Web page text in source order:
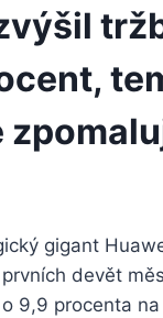
gigant
devět
9,9 procenta na